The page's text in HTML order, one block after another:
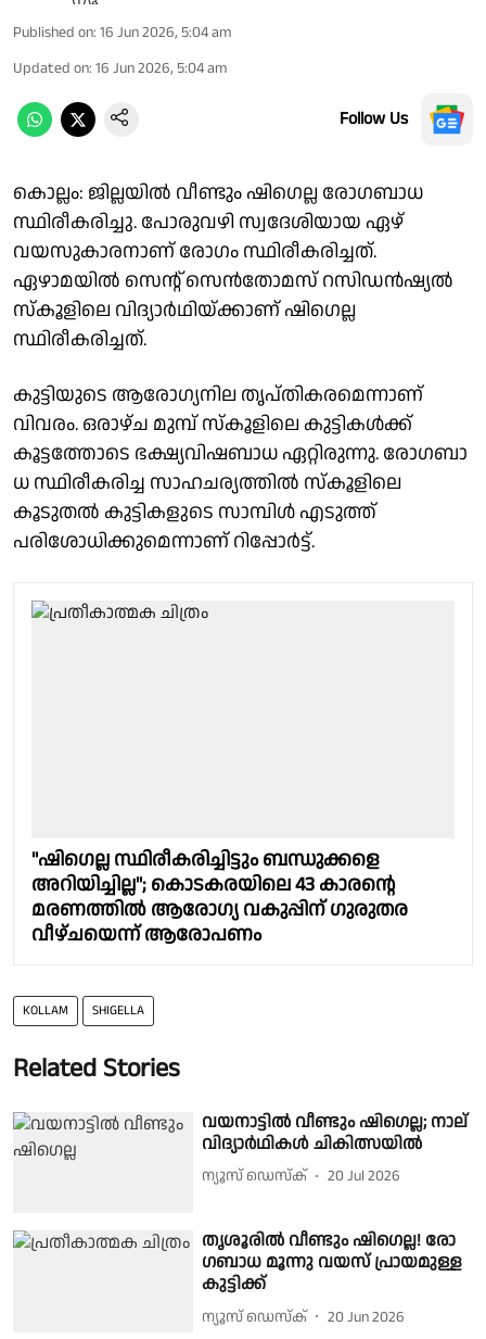
Published on: 16 Jun 2026, 5:04 am
Updated on: 16 Jun 2026, 5:04 am
Follow Us
കൊല്ലം: ജില്ലയിൽ വീണ്ടും ഷിഗെല്ല രോ​ഗബാധ
സ്ഥിരീകരിച്ചു. പോരുവഴി സ്വദേശിയായ ഏഴ്
വയസുകാരനാണ് രോഗം സ്ഥിരീകരിച്ചത്.
ഏഴാമയിൽ സെന്റ് സെൻതോമസ് റസിഡൻഷ്യൽ
സ്കൂളിലെ വിദ്യാർഥിയ്ക്കാണ് ഷിഗെല്ല
സ്ഥിരീകരിച്ചത്.
കുട്ടിയുടെ ആരോഗ്യനില തൃപ്തികരമെന്നാണ്
വിവരം. ഒരാഴ്ച മുമ്പ് സ്കൂളിലെ കുട്ടികൾക്ക്
കൂട്ടത്തോടെ ഭക്ഷ്യവിഷബാധ ഏറ്റിരുന്നു. രോ​ഗബാ​
ധ സ്ഥിരീകരിച്ച സാഹചര്യത്തിൽ സ്കൂളിലെ
കൂടുതൽ കുട്ടികളുടെ സാമ്പിൾ എടുത്ത്
പരിശോധിക്കുമെന്നാണ് റിപ്പോർട്ട്.
"ഷിഗെല്ല സ്ഥിരീകരിച്ചിട്ടും ബന്ധുക്കളെ
അറിയിച്ചില്ല"; കൊടകരയിലെ 43 കാരന്റെ
മരണത്തിൽ ആരോഗ്യ വകുപ്പിന് ഗുരുതര
വീഴ്ചയെന്ന് ആരോപണം
KOLLAM SHIGELLA
Related Stories
വയനാട്ടിൽ വീണ്ടും ഷിഗെല്ല; നാല്
വിദ്യാർഥികൾ ചികിത്സയിൽ
ന്യൂസ് ഡെസ്ക് 20 Jul 2026
തൃശൂരിൽ വീണ്ടും ഷിഗെല്ല! രോ​​
ഗബാധ മൂന്നു വയസ് പ്രായമുള്ള
കുട്ടിക്ക്
ന്യൂസ് ഡെസ്ക് 20 Jun 2026